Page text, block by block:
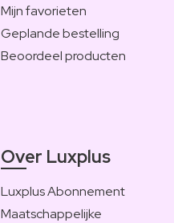
Mijn favorieten
Geplande bestelling
Beoordeel producten
Over Luxplus
Luxplus Abonnement
Maatschappelijke